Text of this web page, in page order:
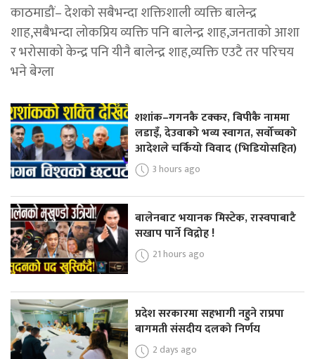
काठमाडौं– देशको सबैभन्दा शक्तिशाली व्यक्ति बालेन्द्र
शाह,सबैभन्दा लोकप्रिय व्यक्ति पनि बालेन्द्र शाह,जनताको आशा
र भरोसाको केन्द्र पनि यीनै बालेन्द्र शाह,व्यक्ति एउटै तर परिचय
भने बेग्ला
शशांक–गगनकै टक्कर, बिपीकै नाममा
लडाइँ, देउवाको भव्य स्वागत, सर्वोच्चको
आदेशले चर्कियो विवाद (भिडियोसहित)
3 hours ago
बालेनबाट भयानक मिस्टेक, रास्वपाबाटै
सखाप पार्ने विद्रोह !
21 hours ago
प्रदेश सरकारमा सहभागी नहुने राप्रपा
बागमती संसदीय दलको निर्णय
2 days ago